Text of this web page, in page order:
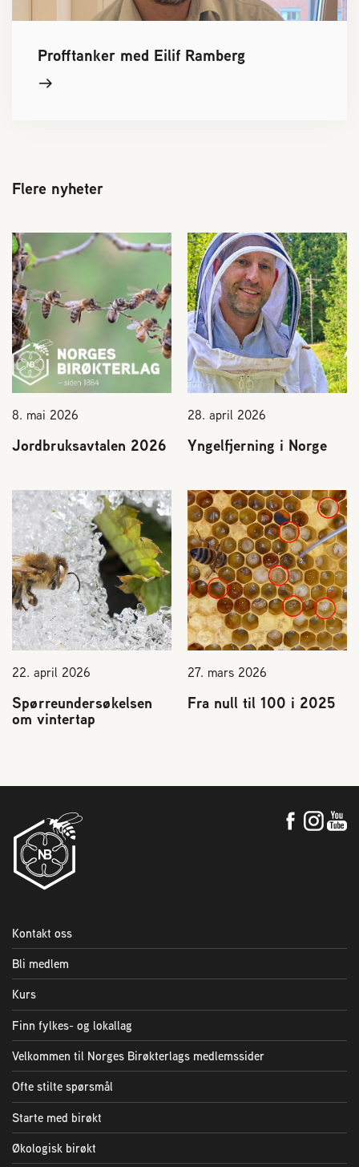
Profftanker med Eilif Ramberg
Flere nyheter
8. mai 2026
Jordbruksavtalen 2026
28. april 2026
Yngelfjerning i Norge
22. april 2026
Spørreundersøkelsen
om vintertap
27. mars 2026
Fra null til 100 i 2025
Kontakt oss
Bli medlem
Kurs
Finn fylkes- og lokallag
Velkommen til Norges Birøkterlags medlemssider
Ofte stilte spørsmål
Starte med birøkt
Økologisk birøkt